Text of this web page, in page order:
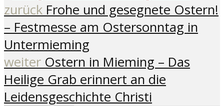
zurück Frohe und gesegnete Ostern!
– Festmesse am Ostersonntag in
Untermieming
weiter Ostern in Mieming – Das
Heilige Grab erinnert an die
Leidensgeschichte Christi